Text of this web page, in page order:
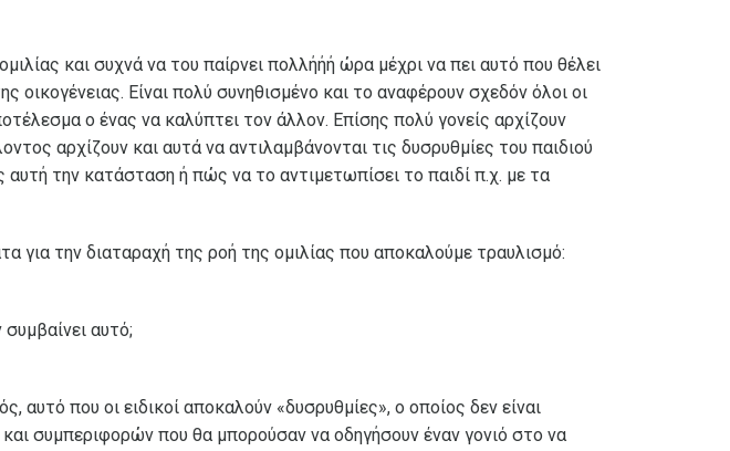
και συχνά να του παίρνει πολλήήή ώρα μέχρι να πει αυτό που θέλει
Είναι πολύ συνηθισμένο και το αναφέρουν σχεδόν όλοι οι
ο ένας να καλύπτει τον άλλον. Επίσης πολύ γονείς αρχίζουν
αρχίζουν και αυτά να αντιλαμβάνονται τις δυσρυθμίες του παιδιού
την κατάσταση ή πώς να το αντιμετωπίσει το παιδί π.χ. με τα
για την διαταραχή της ροή της ομιλίας που αποκαλούμε τραυλισμό:
αυτό;
αυτό που οι ειδικοί αποκαλούν «δυσρυθμίες», ο οποίος δεν είναι
συμπεριφορών που θα μπορούσαν να οδηγήσουν έναν γονιό στο να